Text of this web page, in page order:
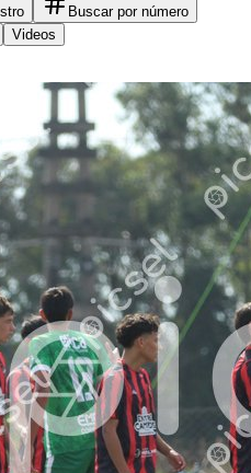
Buscar por número
Videos